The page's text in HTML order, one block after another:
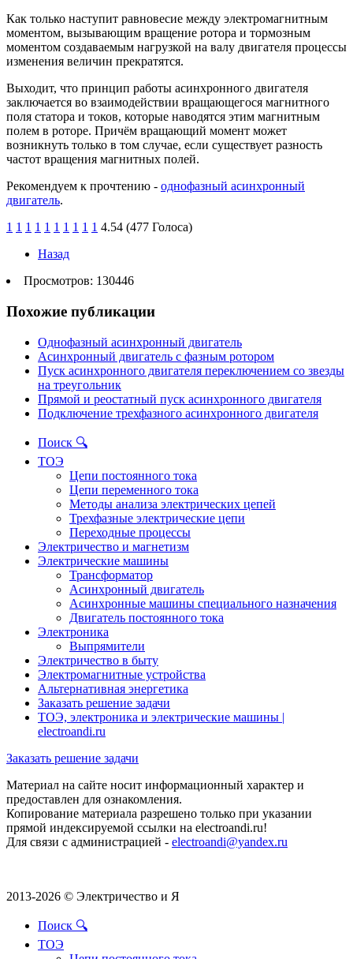
Как только наступит равновесие между электромагнитным
моментом, вызывающим вращение ротора и тормозным
моментом создаваемым нагрузкой на валу двигателя процессы
изменения величин прекратятся.
Выходит, что принцип работы асинхронного двигателя
заключается во взаимодействии вращающегося магнитного
поля статора и токов, которые наводятся этим магнитным
полем в роторе. Причём вращающий момент может
возникнуть только в том случае, если существует разность
частот вращения магнитных полей.
Рекомендуем к прочтению - однофазный асинхронный
двигатель.
1 1 1 1 1 1 1 1 1 1 4.54 (477 Голоса)
Назад
Просмотров: 130446
Похожие публикации
Однофазный асинхронный двигатель
Асинхронный двигатель с фазным ротором
Пуск асинхронного двигателя переключением со звезды
на треугольник
Прямой и реостатный пуск асинхронного двигателя
Подключение трехфазного асинхронного двигателя
Поиск 🔍
ТОЭ
Цепи постоянного тока
Цепи переменного тока
Методы анализа электрических цепей
Трехфазные электрические цепи
Переходные процессы
Электричество и магнетизм
Электрические машины
Трансформатор
Асинхронный двигатель
Асинхронные машины специального назначения
Двигатель постоянного тока
Электроника
Выпрямители
Электричество в быту
Электромагнитные устройства
Альтернативная энергетика
Заказать решение задачи
ТОЭ, электроника и электрические машины |
electroandi.ru
Заказать решение задачи
Материал на сайте носит информационный характер и
предоставлен для ознакомления.
Копирование материала разрешено только при указании
прямой индексируемой ссылки на electroandi.ru!
Для связи с администрацией - electroandi@yandex.ru
2013-2026 © Электричество и Я
Поиск 🔍
ТОЭ